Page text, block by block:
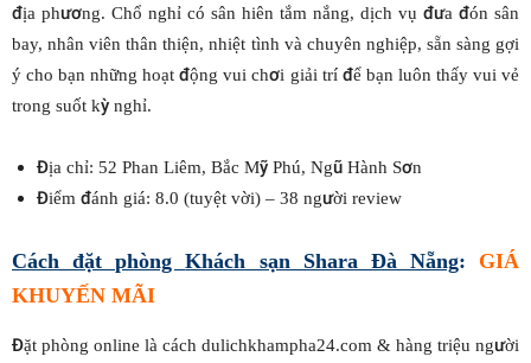
địa phương. Chổ nghỉ có sân hiên tắm nắng, dịch vụ đưa đón sân
bay, nhân viên thân thiện, nhiệt tình và chuyên nghiệp, sẵn sàng gợi
ý cho bạn những hoạt động vui chơi giải trí để bạn luôn thấy vui vẻ
trong suốt kỳ nghỉ.
Địa chỉ: 52 Phan Liêm, Bắc Mỹ Phú, Ngũ Hành Sơn
Điểm đánh giá: 8.0 (tuyệt vời) – 38 người review
Cách đặt phòngKhách sạn Shara Đà Nẵng:
GIÁ
KHUYẾN MÃI
Đặt phòng online là cách dulichkhampha24.com & hàng triệu người